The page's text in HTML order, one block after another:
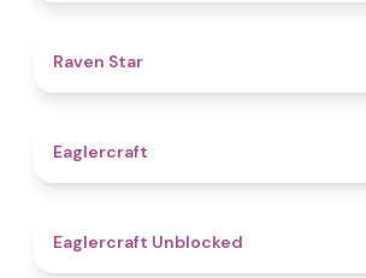
Raven Star
Eaglercraft
Eaglercraft Unblocked